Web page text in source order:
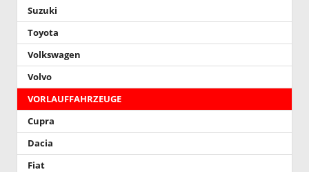
Suzuki
Toyota
Volkswagen
Volvo
VORLAUFFAHRZEUGE
Cupra
Dacia
Fiat